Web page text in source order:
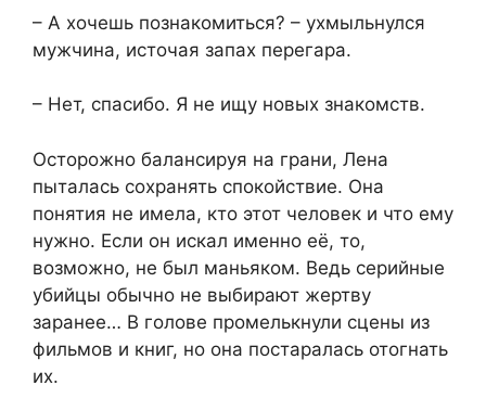
– А хочешь познакомиться? – ухмыльнулся
мужчина, источая запах перегара.
– Нет, спасибо. Я не ищу новых знакомств.
Осторожно балансируя на грани, Лена
пыталась сохранять спокойствие. Она
понятия не имела, кто этот человек и что ему
нужно. Если он искал именно её, то,
возможно, не был маньяком. Ведь серийные
убийцы обычно не выбирают жертву
заранее… В голове промелькнули сцены из
фильмов и книг, но она постаралась отогнать
их.